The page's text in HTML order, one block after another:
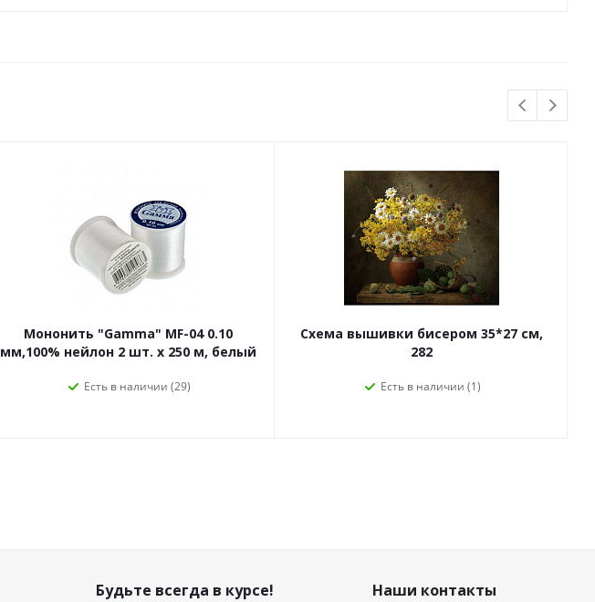
Мононить "Gamma" MF-04 0.10
мм,100% нейлон 2 шт. х 250 м, белый
Есть в наличии (29)
Схема вышивки бисером 35*27 см,
282
Есть в наличии (1)
Будьте всегда в курсе! Наши контакты